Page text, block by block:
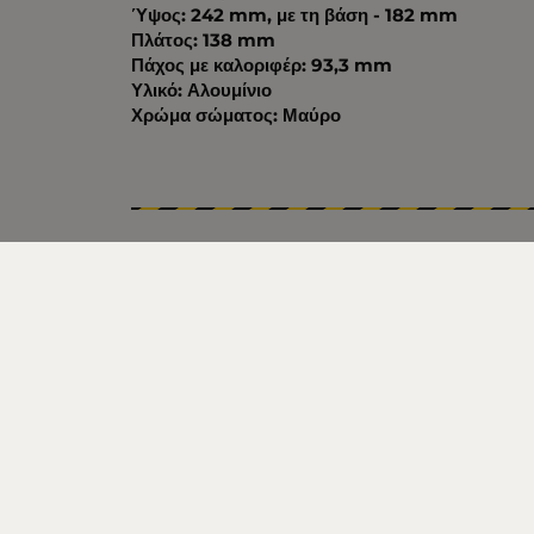
Ύψος: 242 mm, με τη βάση - 182 mm
Πλάτος: 138 mm
Πάχος με καλοριφέρ: 93,3 mm
Υλικό: Αλουμίνιο
Χρώμα σώματος: Μαύρο